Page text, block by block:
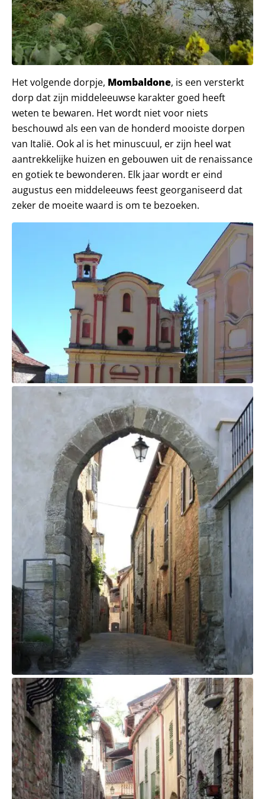
Het volgende dorpje, Mombaldone, is een versterkt
dorp dat zijn middeleeuwse karakter goed heeft
weten te bewaren. Het wordt niet voor niets
beschouwd als een van de honderd mooiste dorpen
van Italië. Ook al is het minuscuul, er zijn heel wat
aantrekkelijke huizen en gebouwen uit de renaissance
en gotiek te bewonderen. Elk jaar wordt er eind
augustus een middeleeuws feest georganiseerd dat
zeker de moeite waard is om te bezoeken.